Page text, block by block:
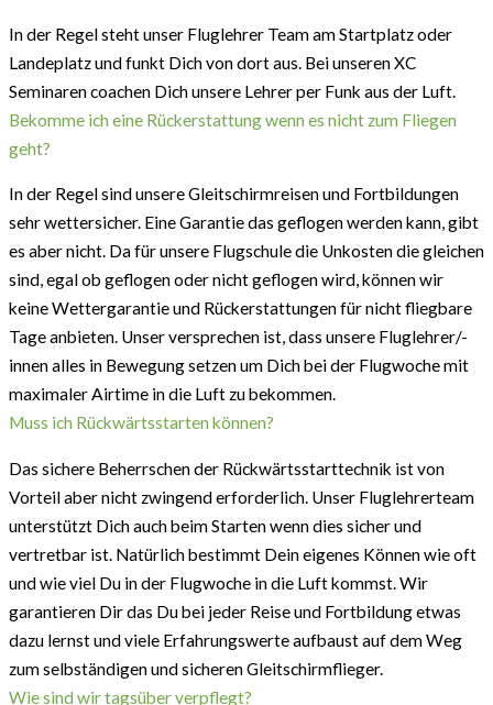
In der Regel steht unser Fluglehrer Team am Startplatz oder
Landeplatz und funkt Dich von dort aus. Bei unseren XC
Seminaren coachen Dich unsere Lehrer per Funk aus der Luft.
Bekomme ich eine Rückerstattung wenn es nicht zum Fliegen
geht?
In der Regel sind unsere Gleitschirmreisen und Fortbildungen
sehr wettersicher. Eine Garantie das geflogen werden kann, gibt
es aber nicht. Da für unsere Flugschule die Unkosten die gleichen
sind, egal ob geflogen oder nicht geflogen wird, können wir
keine Wettergarantie und Rückerstattungen für nicht fliegbare
Tage anbieten. Unser versprechen ist, dass unsere Fluglehrer/-
innen alles in Bewegung setzen um Dich bei der Flugwoche mit
maximaler Airtime in die Luft zu bekommen.
Muss ich Rückwärtsstarten können?
Das sichere Beherrschen der Rückwärtsstarttechnik ist von
Vorteil aber nicht zwingend erforderlich. Unser Fluglehrerteam
unterstützt Dich auch beim Starten wenn dies sicher und
vertretbar ist. Natürlich bestimmt Dein eigenes Können wie oft
und wie viel Du in der Flugwoche in die Luft kommst. Wir
garantieren Dir das Du bei jeder Reise und Fortbildung etwas
dazu lernst und viele Erfahrungswerte aufbaust auf dem Weg
zum selbständigen und sicheren Gleitschirmflieger.
Wie sind wir tagsüber verpflegt?